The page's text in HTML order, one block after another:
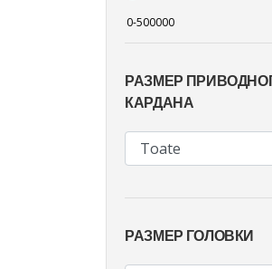
РАЗМЕР
КАРДАНА
РАЗМЕР ГОЛОВКИ